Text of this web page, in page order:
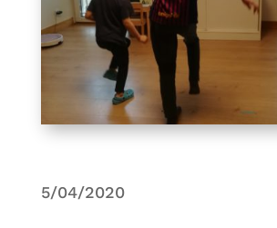
5/04/2020